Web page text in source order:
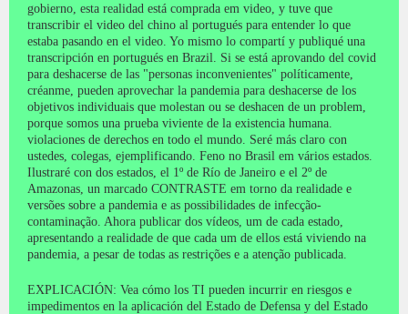
gobierno, esta realidad está comprada em video, y tuve que
transcribir el video del chino al portugués para entender lo que
estaba pasando en el video. Yo mismo lo compartí y publiqué una
transcripción en portugués en Brazil.
Si se está aprovando del covid
para deshacerse de las "personas inconvenientes" políticamente,
créanme, pueden aprovechar la pandemia para deshacerse de los
objetivos individuais que molestan ou se deshacen de un problem,
porque somos una prueba viviente de la existencia humana.
violaciones de derechos en todo el mundo. Seré más claro con
ustedes, colegas, ejemplificando. Feno no Brasil em vários estados.
Ilustraré con dos estados, el 1º de Río de Janeiro e el 2º de
Amazonas, un marcado CONTRASTE em torno da realidade e
versões sobre a pandemia e as possibilidades de infecção-
contaminação. Ahora publicar dos vídeos, um de cada estado,
apresentando a realidade de que cada um de ellos está viviendo na
pandemia, a pesar de todas as restrições e a atenção publicada.
EXPLICACIÓN: Vea cómo los TI pueden incurrir en riesgos e
impedimentos en la aplicación del Estado de Defensa y del Estado